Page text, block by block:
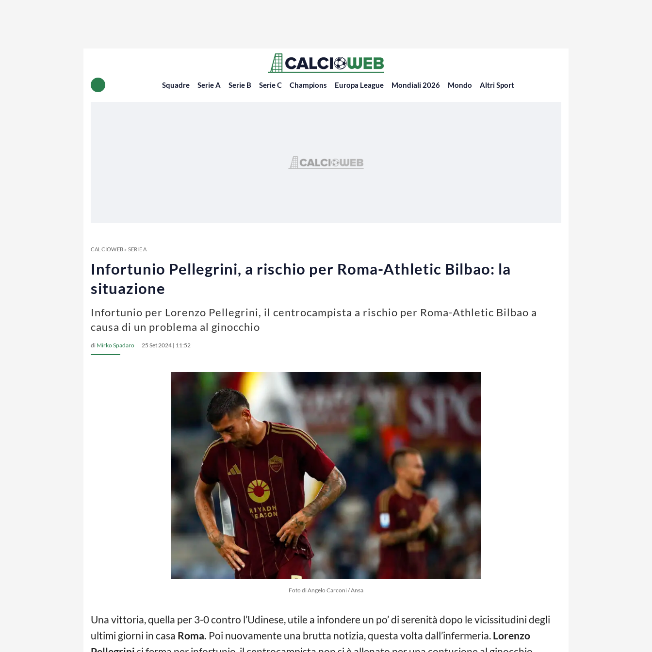
Squadre Serie A Serie B Serie C Champions Europa League Mondiali 2026 Mondo Altri Sport
CALCIOWEB» SERIE A
Infortunio Pellegrini, a rischio per Roma-Athletic Bilbao: la
situazione
Infortunio per Lorenzo Pellegrini, il centrocampista a rischio per Roma-Athletic Bilbao a
causa di un problema al ginocchio
di Mirko Spadaro 25 Set 2024 | 11:52
Foto di Angelo Carconi / Ansa
Una vittoria, quella per 3-0 contro l’Udinese, utile a infondere un po’ di serenità dopo le vicissitudini degli
ultimi giorni in casa Roma. Poi nuovamente una brutta notizia, questa volta dall’infermeria. Lorenzo